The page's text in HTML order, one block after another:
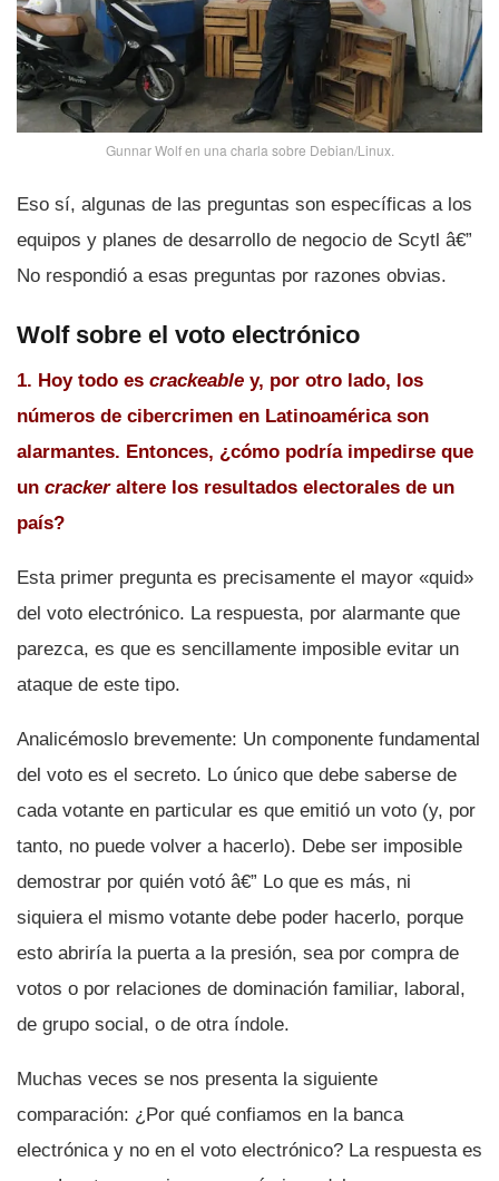
Gunnar Wolf en una charla sobre Debian/Linux.
Eso sí­, algunas de las preguntas son especí­ficas a los
equipos y planes de desarrollo de negocio de Scytl â€”
No respondió a esas preguntas por razones obvias.
Wolf sobre el voto electrónico
1. Hoy todo es crackeable y, por otro lado, los
números de cibercrimen en Latinoamérica son
alarmantes. Entonces, ¿cómo podrí­a impedirse que
un crackeraltere los resultados electorales de un
paí­s?
Esta primer pregunta es precisamente el mayor «quid»
del voto electrónico. La respuesta, por alarmante que
parezca, es que es sencillamente imposible evitar un
ataque de este tipo.
Analicémoslo brevemente: Un componente fundamental
del voto es el secreto. Lo único que debe saberse de
cada votante en particular es que emitió un voto (y, por
tanto, no puede volver a hacerlo). Debe ser imposible
demostrar por quién votó â€” Lo que es más, ni
siquiera el mismo votante debe poder hacerlo, porque
esto abrirí­a la puerta a la presión, sea por compra de
votos o por relaciones de dominación familiar, laboral,
de grupo social, o de otra í­ndole.
Muchas veces se nos presenta la siguiente
comparación: ¿Por qué confiamos en la banca
electrónica y no en el voto electrónico? La respuesta es